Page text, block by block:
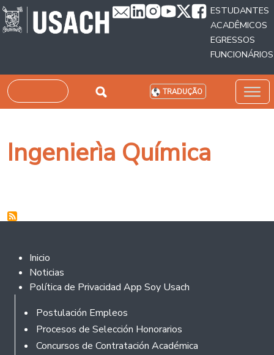
Passar para o conteúdo principal
ESTUDANTES
ACADÊMICOS
EGRESSOS
FUNCIONÁRIOS
Pesquisar TRADUÇÃO
Ingenierìa Química
Footer 2
Inicio
Noticias
Política de Privacidad App Soy Usach
Rodapé
Postulación Empleos
Procesos de Selección Honorarios
Concursos de Contratación Académica